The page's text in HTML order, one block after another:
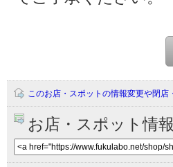
このお店・スポットの情報変更や閉店
お店・スポット情